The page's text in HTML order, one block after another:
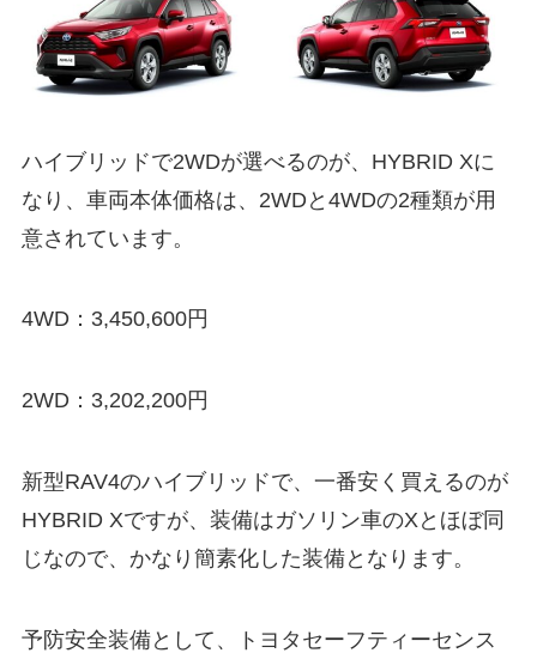
ハイブリッドで2WDが選べるのが、HYBRID Xに
なり、車両本体価格は、2WDと4WDの2種類が用
意されています。
4WD： 3,450,600円
2WD： 3,202,200円
新型RAV4のハイブリッドで、一番安く買えるのが
HYBRID Xですが、装備はガソリン車のXとほぼ同
じなので、かなり簡素化した装備となります。
予防安全装備として、トヨタセーフティーセンス